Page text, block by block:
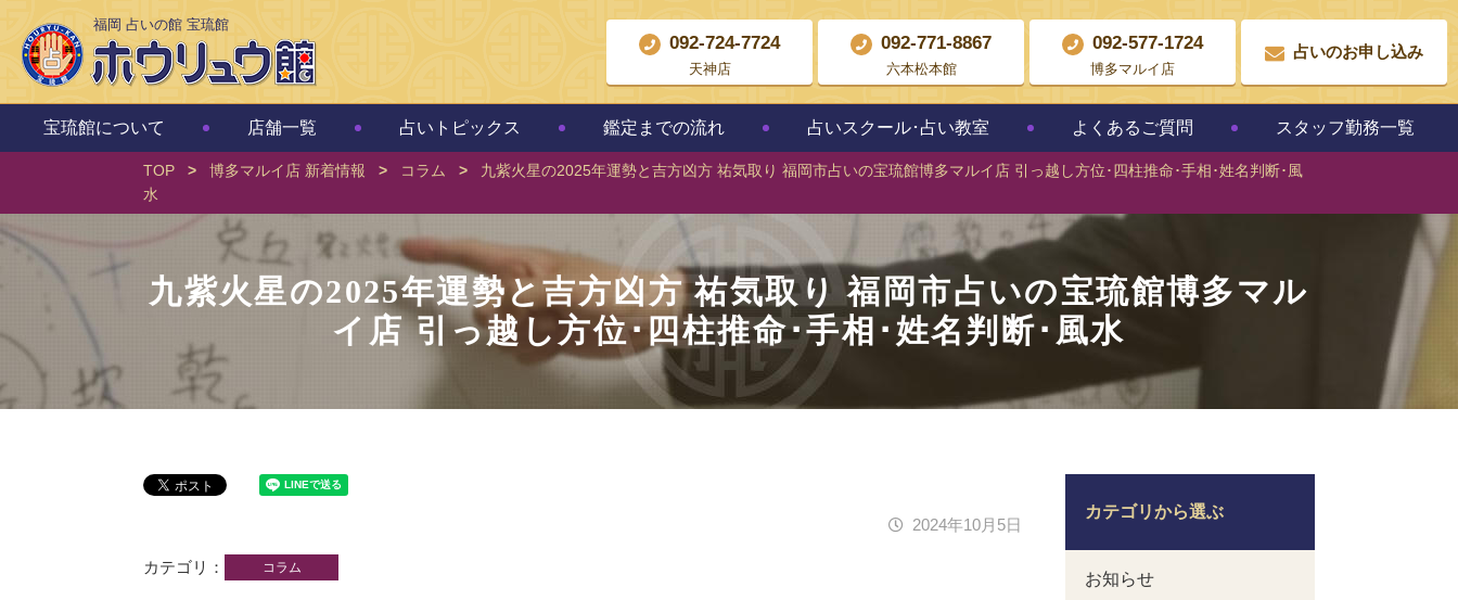
福岡 占いの館 宝琉館
092-724-7724
天神店
092-771-8867
六本松本館
092-577-1724
博多マルイ店
占いのお申し込み
宝琉館について 店舗一覧 占いトピックス 鑑定までの流れ 占いスクール･占い教室 よくあるご質問 スタッフ勤務一覧
TOP > 博多マルイ店 新着情報 > コラム >
九紫火星の2025年運勢と吉方凶方 祐気取り 福岡市占いの宝琉館博多マルイ店 引っ越し方位･四柱推命･手相･姓名判断･風
水
九紫火星の2025年運勢と吉方凶方 祐気取り 福岡市占いの宝琉館博多マル
イ店 引っ越し方位･四柱推命･手相･姓名判断･風水
2024年10月5日
カテゴリ コラム
カテゴリから選ぶ
お知らせ